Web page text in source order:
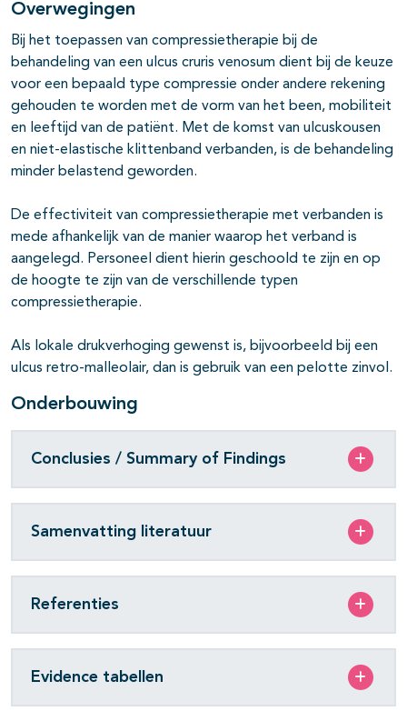
Overwegingen
Bij het toepassen van compressietherapie bij de
behandeling van een ulcus cruris venosum dient bij de keuze
voor een bepaald type compressie onder andere rekening
gehouden te worden met de vorm van het been, mobiliteit
en leeftijd van de patiënt. Met de komst van ulcuskousen
en niet-elastische klittenband verbanden, is de behandeling
minder belastend geworden.
De effectiviteit van compressietherapie met verbanden is
mede afhankelijk van de manier waarop het verband is
aangelegd. Personeel dient hierin geschoold te zijn en op
de hoogte te zijn van de verschillende typen
compressietherapie.
Als lokale drukverhoging gewenst is, bijvoorbeeld bij een
ulcus retro-malleolair, dan is gebruik van een pelotte zinvol.
Onderbouwing
Conclusies / Summary of Findings
Samenvatting literatuur
Referenties
Evidence tabellen